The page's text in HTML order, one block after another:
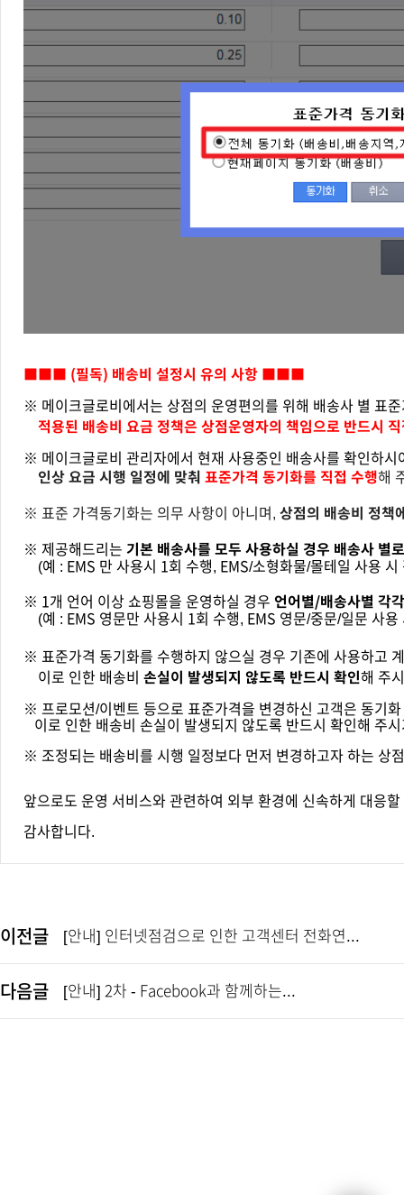
■■■ (필독) 배송비 설정시 유의 사항 ■■■
※ 메이크글로비에서는 상점의 운영편의를 위해 배송사 별 표
적용된 배송비 요금 정책은 상점운영자의 책임으로 반드시
※ 메이크글로비 관리자에서 현재 사용중인 배송사를 확인하시
인상 요금 시행 일정에 맞춰 표준가격 동기화를 직접 수행해
※ 표준 가격동기화는 의무 사항이 아니며, 상점의 배송비 정책
※ 제공해드리는 기본 배송사를 모두 사용하실 경우 배송사 별
(예 : EMS 만 사용시 1회 수행, EMS/소형화물/몰테일 사용 시
※ 1개 언어 이상 쇼핑몰을 운영하실 경우 언어별/배송사별 각
(예 : EMS 영문만 사용시 1회 수행, EMS 영문/중문/일문 사용
※ 표준가격 동기화를 수행하지 않으실 경우 기존에 사용하고
이로 인한 배송비 손실이 발생되지 않도록 반드시 확인해 주
※ 프로모션/이벤트 등으로 표준가격을 변경하신 고객은 동기
이로 인한 배송비 손실이 발생되지 않도록 반드시 확인해 주
※ 조정되는 배송비를 시행 일정보다 먼저 변경하고자 하는 상
앞으로도 운영 서비스와 관련하여 외부 환경에 신속하게 대응
감사합니다.
이전글 [안내] 인터넷점검으로 인한 고객센터 전화연...
다음글 [안내] 2차 - Facebook과 함께하는...